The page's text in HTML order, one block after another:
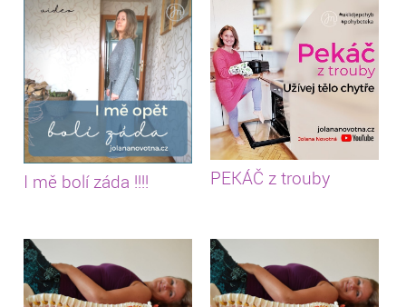
I mě bolí záda !!!! PEKÁČ z trouby